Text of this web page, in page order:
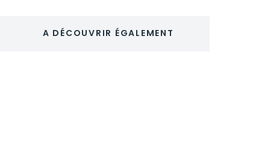
A DÉCOUVRIR ÉGALEMENT